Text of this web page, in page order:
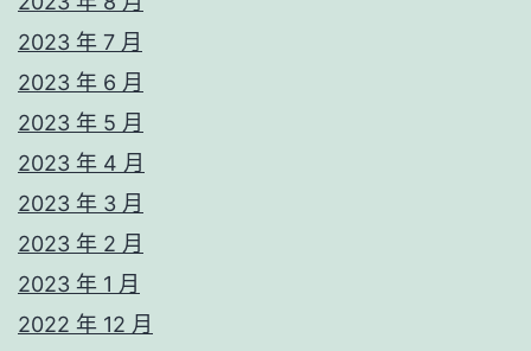
2023 年 7 月
2023 年 6 月
2023 年 5 月
2023 年 4 月
2023 年 3 月
2023 年 2 月
2023 年 1 月
2022 年 12 月